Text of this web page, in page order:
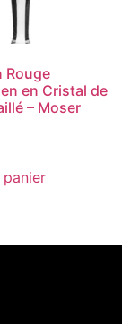
Rouge
en Cristal de
– Moser